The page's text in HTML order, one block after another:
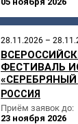
28.11.2026 –
ФЕСТИВАЛЬ
РОССИЯ
Приём заявок до:
23 ноября 2026